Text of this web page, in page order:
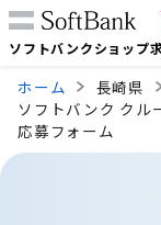
ソフトバンクショップ
ホーム 長崎県
ソフトバンク クル
応募フォーム